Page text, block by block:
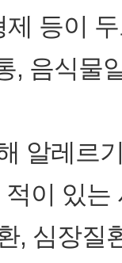
등이
, 음식물
알레르
이 있는
, 심장질